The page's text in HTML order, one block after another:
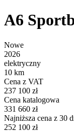
A6
Nowe
2026
elektryczny
10 km
Cena z VAT
237 100 zł
Cena katalogowa
331 660 zł
Najniższa cena z 30
252 100 zł